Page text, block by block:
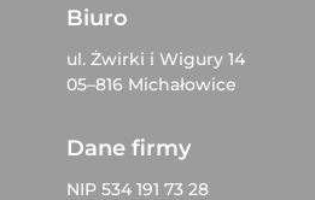
Biuro
ul. Żwirki i Wigury 14
05–816 Michałowice
Dane firmy
NIP 534 191 73 28